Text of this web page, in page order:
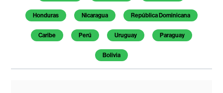
Honduras Nicaragua República Dominicana
Caribe Perú Uruguay Paraguay
Bolivia